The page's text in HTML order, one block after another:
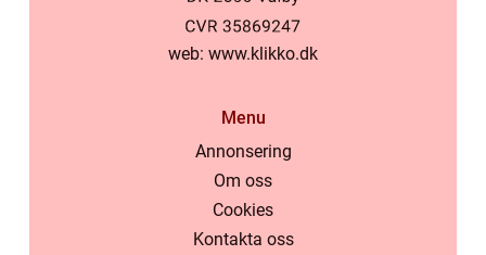
web: www.klikko.dk
Menu
Annonsering
Om oss
Cookies
Kontakta oss